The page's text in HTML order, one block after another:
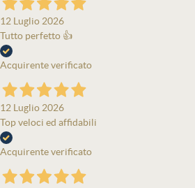
12 Luglio 2026
Tutto perfetto 👍
Acquirente verificato
12 Luglio 2026
Top veloci ed affidabili
Acquirente verificato